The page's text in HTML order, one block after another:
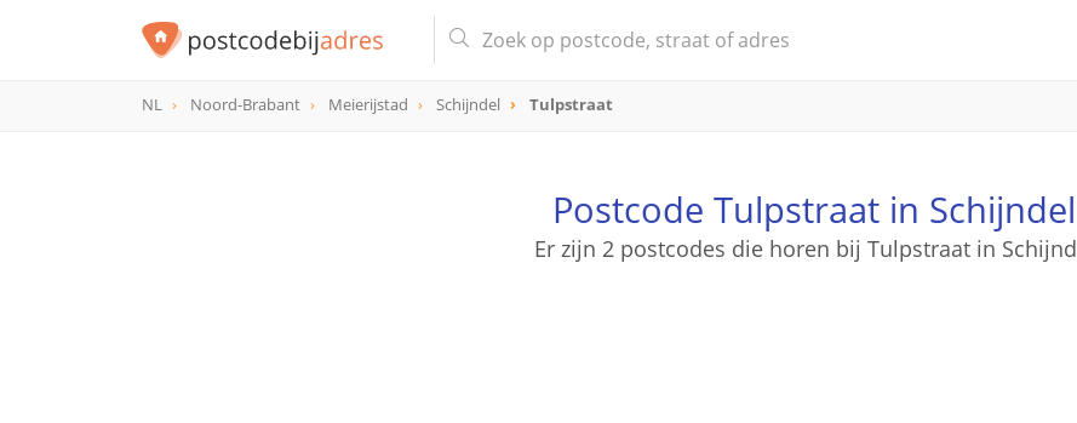
NL Noord-Brabant Meierijstad Schijndel Tulpstraat
Postcode Tulpstraat in Schijndel
Er zijn 2 postcodes die horen bij Tulpstraat in